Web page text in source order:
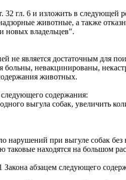
32 гл. 6 и изложить в следующей
животные, а также
новых владельцев".
не является достаточным для
больны, невакцинированы,
животных.
содержания:
выгула собак, увеличить
нарушений при выгуле собак
таковые находятся на большом
Закона абзацем следующего